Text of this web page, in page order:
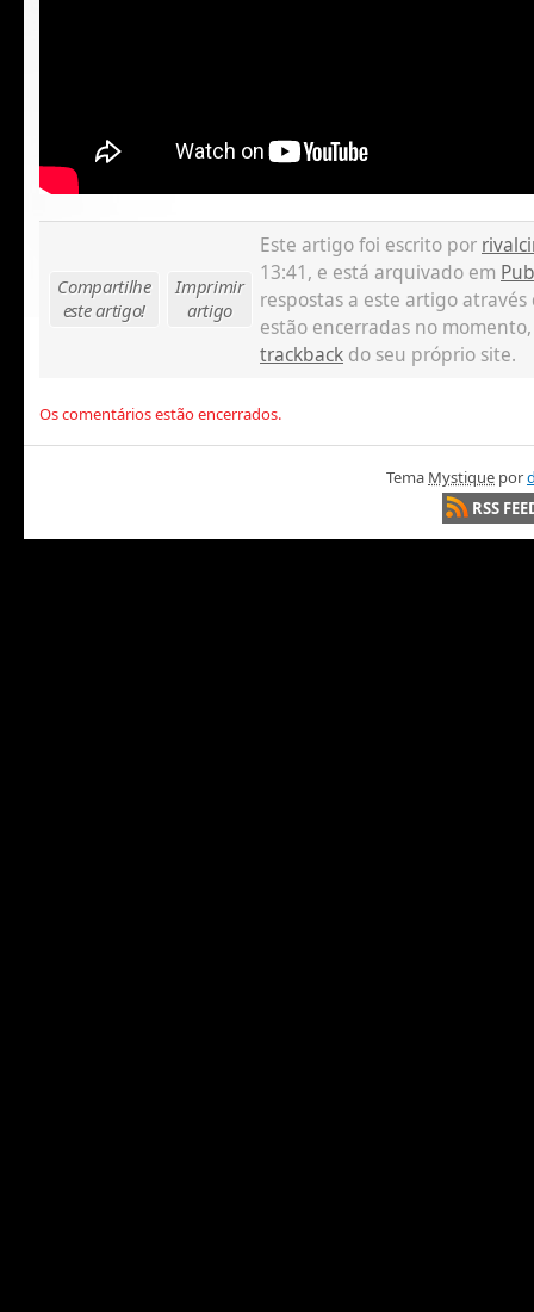
Compartilhe
este artigo!
Imprimir
artigo
Este artigo foi escrito por
13:41, e está arquivado em
respostas a este artigo
estão encerradas no
trackback do seu próprio site.
Os comentários estão encerrados.
Tema Mystique por
RSS